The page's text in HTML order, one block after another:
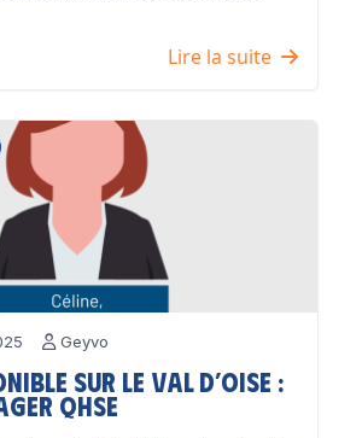
Lire la suite
Geyvo
sur le Val d’Oise :
QHSE